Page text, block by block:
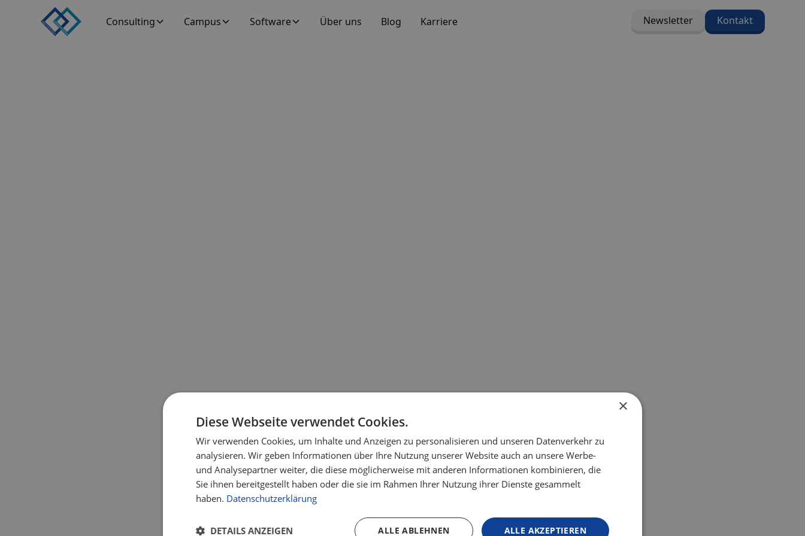
Consulting Campus Software Über uns Blog Karriere Newsletter Kontakt
Vielen Dank!
×
Diese Webseite verwendet Cookies.
Wir verwenden Cookies, um Inhalte und Anzeigen zu personalisieren und unseren Datenverkehr zu
analysieren. Wir geben Informationen über Ihre Nutzung unserer Website auch an unsere Werbe-
und Analysepartner weiter, die diese möglicherweise mit anderen Informationen kombinieren, die
Sie ihnen bereitgestellt haben oder die sie im Rahmen Ihrer Nutzung ihrer Dienste gesammelt
haben. Datenschutzerklärung
ALLE AKZEPTIEREN
ALLE ABLEHNEN
DETAILS ANZEIGEN